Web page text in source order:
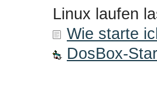
Linux laufen
Wie starte
DosBox-